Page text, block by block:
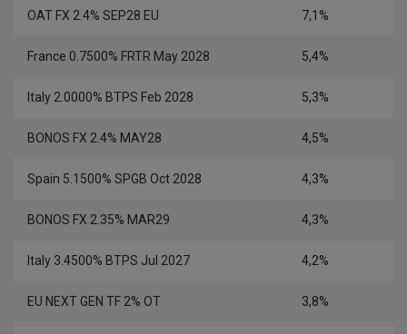
OAT FX 2.4% SEP28 EU 7,1%
France 0.7500% FRTR May 2028 5,4%
Italy 2.0000% BTPS Feb 2028 5,3%
BONOS FX 2.4% MAY28 4,5%
Spain 5.1500% SPGB Oct 2028 4,3%
BONOS FX 2.35% MAR29 4,3%
Italy 3.4500% BTPS Jul 2027 4,2%
EU NEXT GEN TF 2% OT 3,8%